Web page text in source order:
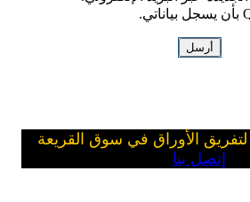
الأوراق في سوق القريعة
إتصل بنا